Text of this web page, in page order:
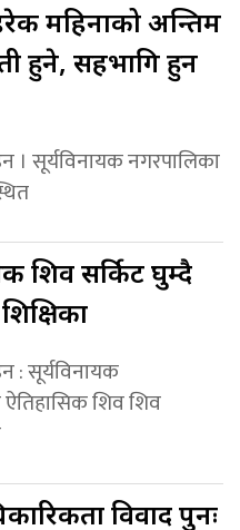
महिनाको अन्तिम
हुने, सहभागि हुन
। सूर्यविनायक नगरपालिका
शिव सर्किट घुम्दै
: सूर्यविनायक
शिव शिव
विवाद पुनः